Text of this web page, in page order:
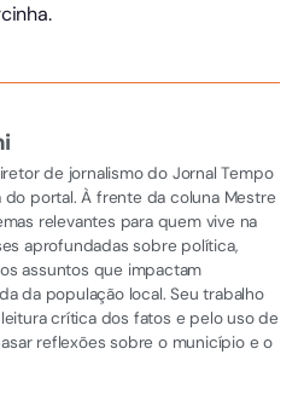
de jornalismo do Jornal Tempo
do portal. À frente da coluna Mestre
relevantes para quem vive na
aprofundadas sobre política,
assuntos que impactam
da população local. Seu trabalho
crítica dos fatos e pelo uso de
reflexões sobre o município e o